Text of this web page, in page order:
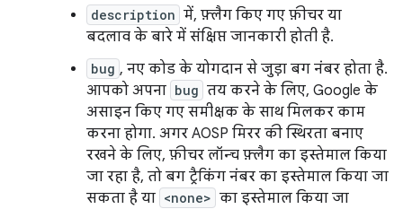
description में, फ़्लैग किए गए फ़ीचर या
बदलाव के बारे में संक्षिप्त जानकारी होती है.
bug , नए कोड के योगदान से जुड़ा बग नंबर होता है.
आपको अपना bug तय करने के लिए, Google के
असाइन किए गए समीक्षक के साथ मिलकर काम
करना होगा. अगर AOSP मिरर की स्थिरता बनाए
रखने के लिए, फ़ीचर लॉन्च फ़्लैग का इस्तेमाल किया
जा रहा है, तो बग ट्रैकिंग नंबर का इस्तेमाल किया जा
सकता है या <none> का इस्तेमाल किया जा